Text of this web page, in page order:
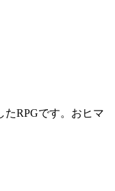
たRPGです。おヒマ